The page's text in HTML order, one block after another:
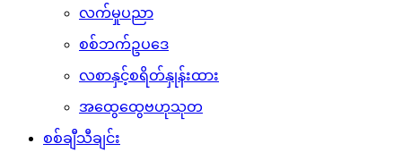
လက်မှုပညာ
စစ်ဘက်ဥပဒေ
လစာနှင့်စရိတ်နှုန်းထား
အထွေထွေဗဟုသုတ
စစ်ချီသီချင်း